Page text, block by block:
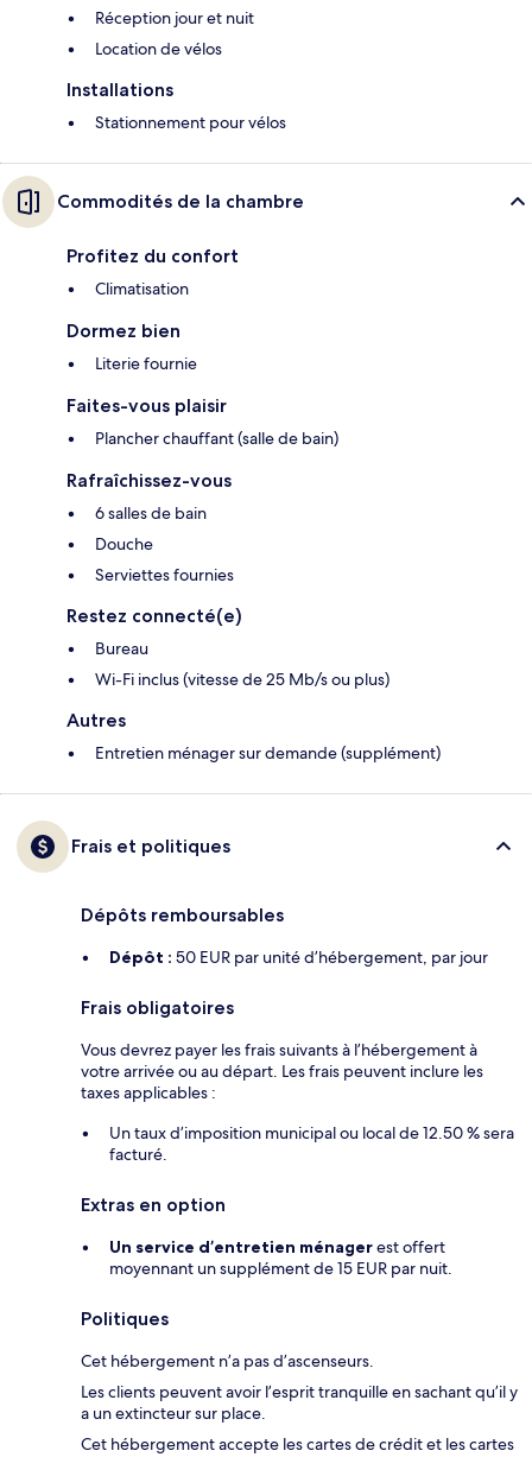
Réception jour et nuit
Location de vélos
Installations
Stationnement pour vélos
Commodités de la chambre
Profitez du confort
Climatisation
Dormez bien
Literie fournie
Faites-vous plaisir
Plancher chauffant (salle de bain)
Rafraîchissez-vous
6 salles de bain
Douche
Serviettes fournies
Restez connecté(e)
Bureau
Wi-Fi inclus (vitesse de 25 Mb/s ou plus)
Autres
Entretien ménager sur demande (supplément)
Frais et politiques
Dépôts remboursables
Dépôt : 50 EUR par unité d’hébergement, par jour
Frais obligatoires
Vous devrez payer les frais suivants à l’hébergement à
votre arrivée ou au départ. Les frais peuvent inclure les
taxes applicables :
Un taux d’imposition municipal ou local de 12.50 % sera
facturé.
Extras en option
Un service d’entretien ménagerest offert
moyennant un supplément de 15 EUR par nuit.
Politiques
Cet hébergement n’a pas d’ascenseurs.
Les clients peuvent avoir l’esprit tranquille en sachant qu’il y
a un extincteur sur place.
Cet hébergement accepte les cartes de crédit et les cartes